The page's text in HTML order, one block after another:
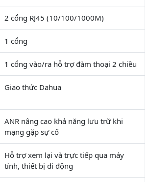
2 cổng RJ45 (10/100/1000M)
1 cổng
1 cổng vào/ra hỗ trợ đàm thoại 2 chiều
Giao thức Dahua
ANR nâng cao khả năng lưu trữ khi
mạng gặp sự cố
Hỗ trợ xem lại và trực tiếp qua máy
tính, thiết bị di động